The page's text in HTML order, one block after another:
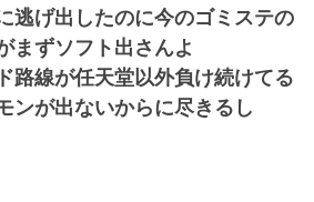
逃げ出したのに今のゴミステの
まずソフト出さんよ
路線が任天堂以外負け続けてる
ンが出ないからに尽きるし